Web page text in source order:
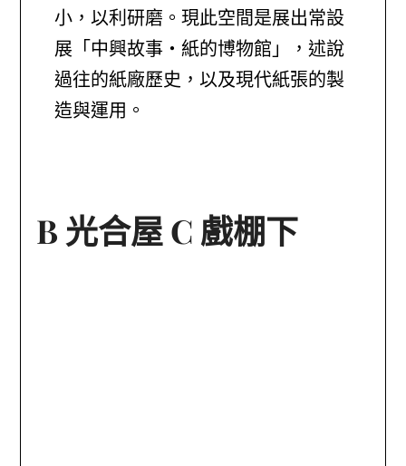
小，以利研磨。現此空間是展出常設
展「中興故事・紙的博物館」，述說
過往的紙廠歷史，以及現代紙張的製
造與運用。
B 光合屋 C 戲棚下